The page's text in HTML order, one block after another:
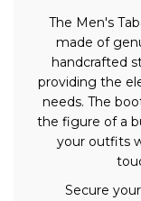
The Men's
made of
handcrafted
providing the
needs. The
the figure of a
your outfits
Secure